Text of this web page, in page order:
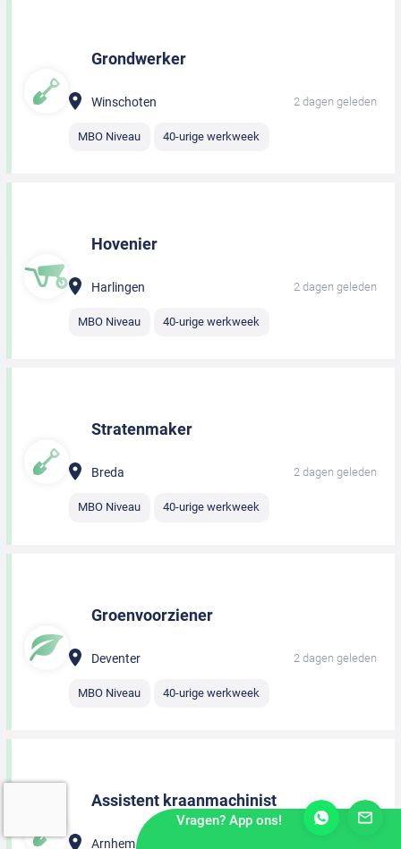
Grondwerker
Winschoten 2 dagen geleden
MBO Niveau 40-urige werkweek
Hovenier
Harlingen 2 dagen geleden
MBO Niveau 40-urige werkweek
Stratenmaker
Breda 2 dagen geleden
MBO Niveau 40-urige werkweek
Groenvoorziener
Deventer 2 dagen geleden
MBO Niveau 40-urige werkweek
Assistent kraanmachinist
Arnhem
Vragen? App ons!